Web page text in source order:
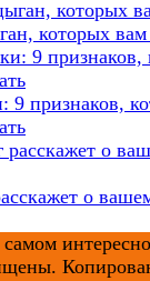
которых
9 признаков,
о